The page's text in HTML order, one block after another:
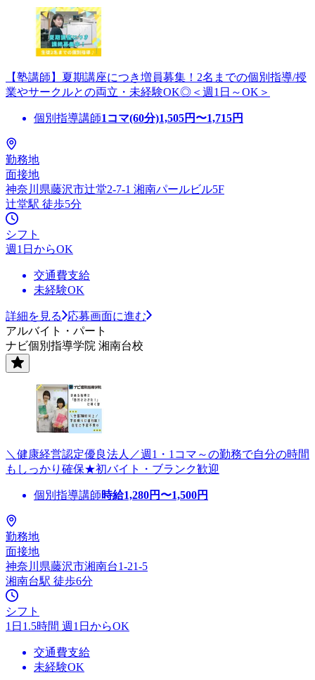
【塾講師】夏期講座につき増員募集！2名までの個別指導/授
業やサークルとの両立・未経験OK◎＜週1日～OK＞
個別指導講師1コマ(60分)1,505円〜1,715円
勤務地
面接地
神奈川県藤沢市辻堂2-7-1 湘南パールビル5F
辻堂駅 徒歩5分
シフト
週1日からOK
交通費支給
未経験OK
詳細を見る
応募画面に進む
アルバイト・パート
ナビ個別指導学院 湘南台校
＼健康経営認定優良法人／週1・1コマ～の勤務で自分の時間
もしっかり確保★初バイト・ブランク歓迎
個別指導講師時給1,280円〜1,500円
勤務地
面接地
神奈川県藤沢市湘南台1-21-5
湘南台駅 徒歩6分
シフト
1日1.5時間 週1日からOK
交通費支給
未経験OK